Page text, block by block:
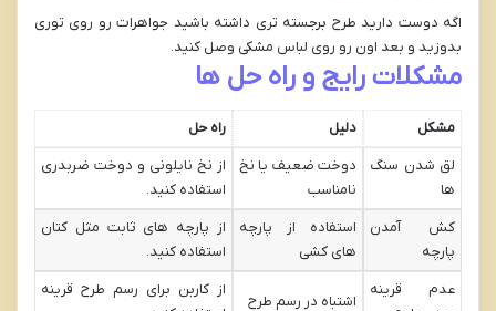
اگه دوست دارید طرح برجسته تری داشته باشید جواهرات رو روی توری
بدوزید و بعد اون رو روی لباس مشکی وصل کنید.
مشکلات رایج و راه حل ها
مشکل دلیل
راه حل
لق شدن سنگ
ها
دوخت ضعیف یا نخ
نامناسب
از نخ نایلونی و دوخت ضربدری
استفاده کنید.
کش آمدن
پارچه
استفاده از پارچه
های کشی
از پارچه های ثابت مثل کتان
استفاده کنید.
عدم قرینه
اشتباه در رسم طرح
از کاربن برای رسم طرح قرینه